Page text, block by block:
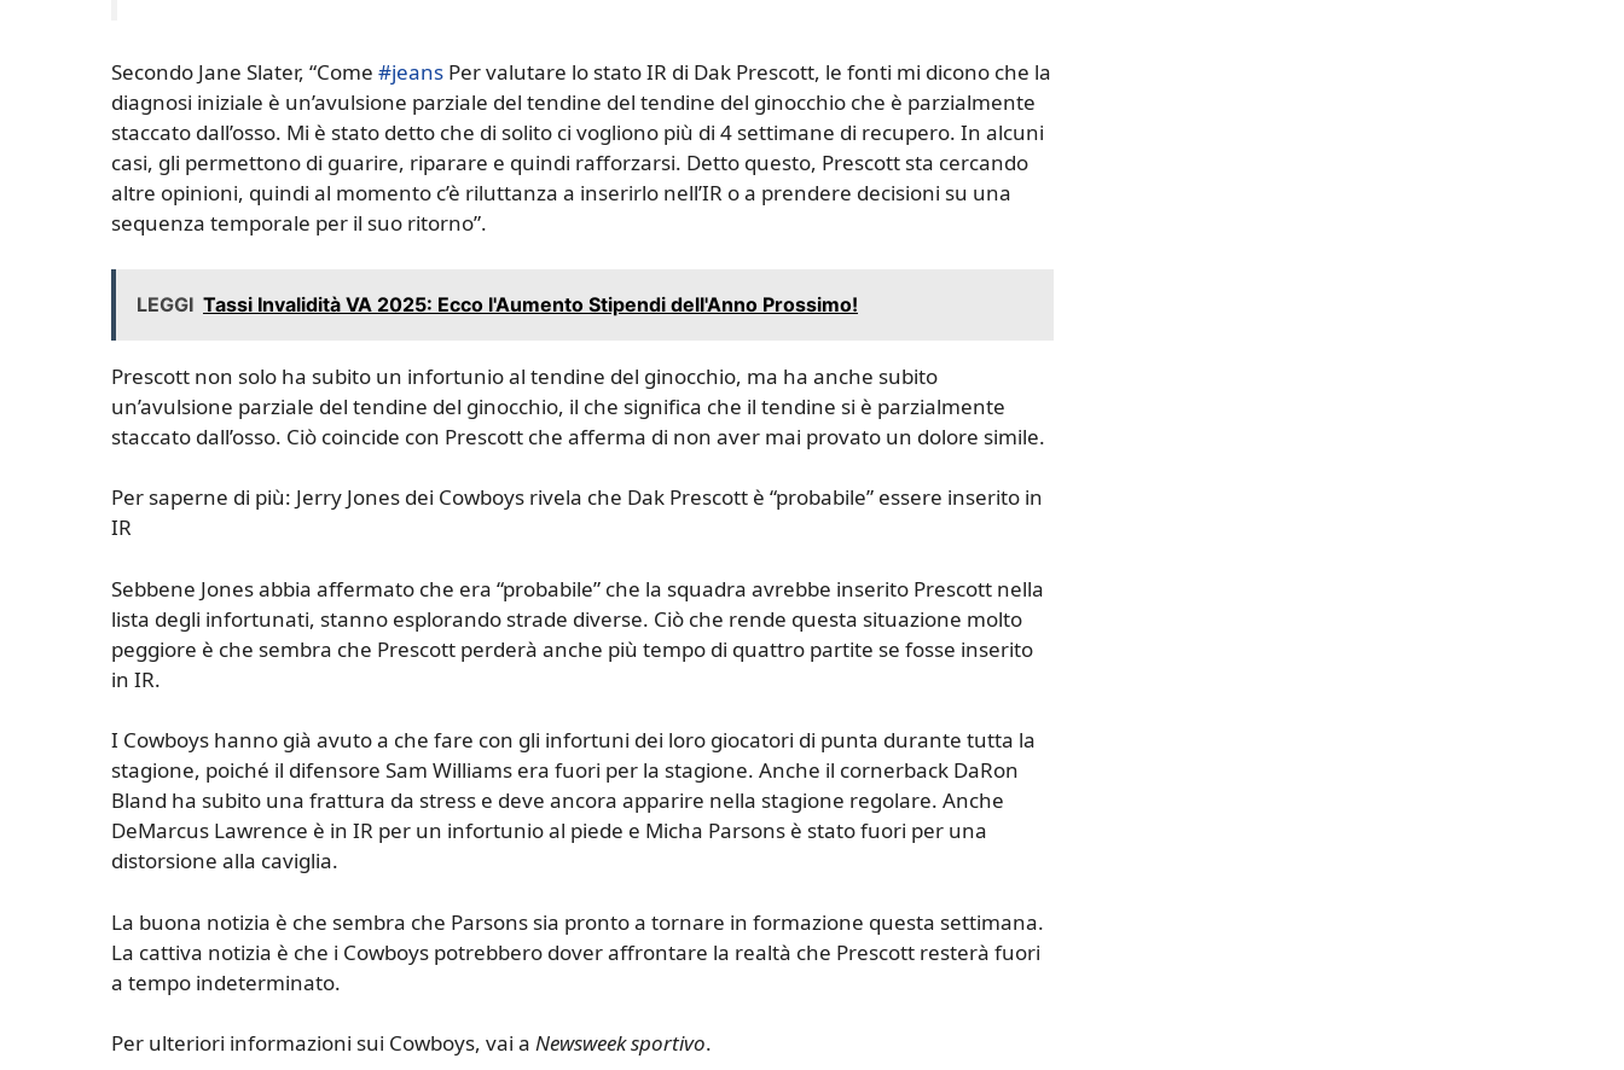
Secondo Jane Slater, “Come #jeans Per valutare lo stato IR di Dak Prescott, le fonti mi dicono che la
diagnosi iniziale è un’avulsione parziale del tendine del tendine del ginocchio che è parzialmente
staccato dall’osso. Mi è stato detto che di solito ci vogliono più di 4 settimane di recupero. In alcuni
casi, gli permettono di guarire, riparare e quindi rafforzarsi. Detto questo, Prescott sta cercando
altre opinioni, quindi al momento c’è riluttanza a inserirlo nell’IR o a prendere decisioni su una
sequenza temporale per il suo ritorno”.
LEGGI Tassi Invalidità VA 2025: Ecco l'Aumento Stipendi dell'Anno Prossimo!
Prescott non solo ha subito un infortunio al tendine del ginocchio, ma ha anche subito
un’avulsione parziale del tendine del ginocchio, il che significa che il tendine si è parzialmente
staccato dall’osso. Ciò coincide con Prescott che afferma di non aver mai provato un dolore simile.
Per saperne di più: Jerry Jones dei Cowboys rivela che Dak Prescott è “probabile” essere inserito in
IR
Sebbene Jones abbia affermato che era “probabile” che la squadra avrebbe inserito Prescott nella
lista degli infortunati, stanno esplorando strade diverse. Ciò che rende questa situazione molto
peggiore è che sembra che Prescott perderà anche più tempo di quattro partite se fosse inserito
in IR.
I Cowboys hanno già avuto a che fare con gli infortuni dei loro giocatori di punta durante tutta la
stagione, poiché il difensore Sam Williams era fuori per la stagione. Anche il cornerback DaRon
Bland ha subito una frattura da stress e deve ancora apparire nella stagione regolare. Anche
DeMarcus Lawrence è in IR per un infortunio al piede e Micha Parsons è stato fuori per una
distorsione alla caviglia.
La buona notizia è che sembra che Parsons sia pronto a tornare in formazione questa settimana.
La cattiva notizia è che i Cowboys potrebbero dover affrontare la realtà che Prescott resterà fuori
a tempo indeterminato.
Per ulteriori informazioni sui Cowboys, vai a Newsweek sportivo.